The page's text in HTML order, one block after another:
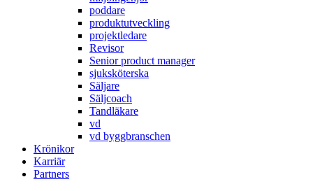
poddare
produktutveckling
projektledare
Revisor
Senior product manager
sjuksköterska
Säljare
Säljcoach
Tandläkare
vd
vd byggbranschen
Krönikor
Karriär
Partners